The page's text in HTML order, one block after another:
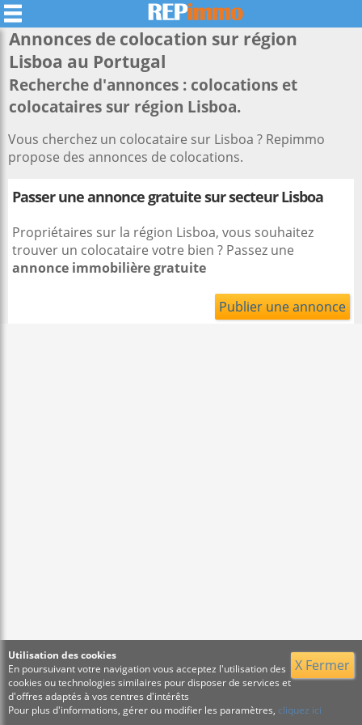
Annonces de colocation sur région
Lisboa au Portugal
Recherche d'annonces : colocations et
colocataires sur région Lisboa.
Vous cherchez un colocataire sur Lisboa ? Repimmo
propose des annonces de colocations.
Passer une annonce gratuite sur secteur Lisboa
Propriétaires sur la région Lisboa, vous souhaitez
trouver un colocataire votre bien ? Passez une
annonce immobilière gratuite
Publier une annonce
X Fermer
Utilisation des cookies
En poursuivant votre navigation vous acceptez l'utilisation des
cookies ou technologies similaires pour disposer de services et
d'offres adaptés à vos centres d'intérêts
Pour plus d'informations, gérer ou modifier les paramètres, cliquez ici